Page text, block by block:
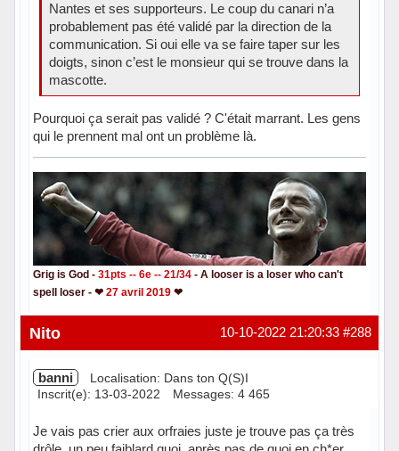
Nantes et ses supporteurs. Le coup du canari n’a
probablement pas été validé par la direction de la
communication. Si oui elle va se faire taper sur les
doigts, sinon c’est le monsieur qui se trouve dans la
mascotte.
Pourquoi ça serait pas validé ? C'était marrant. Les gens
qui le prennent mal ont un problème là.
Grig is God - 31pts -- 6e -- 21/34 - A looser is a loser who can't
spell loser - ❤ 27 avril 2019❤
Hors ligne #288
10-10-2022 21:20:33
Nito
banni
Localisation: Dans ton Q(S)I
Inscrit(e): 13-03-2022
Messages: 4 465
Je vais pas crier aux orfraies juste je trouve pas ça très